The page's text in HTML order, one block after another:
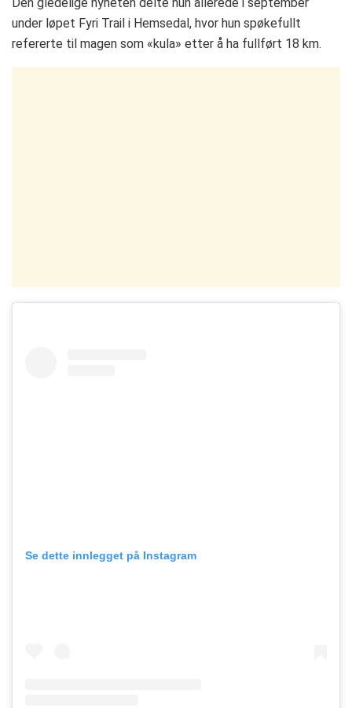
under løpet Fyri Trail i Hemsedal, hvor hun spøkefullt
refererte til magen som «kula» etter å ha fullført 18 km.
Se dette innlegget på Instagram